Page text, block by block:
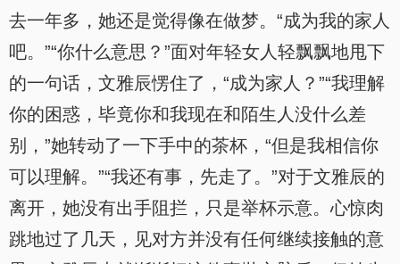
去一年多，她还是觉得像在做梦。“成为我的家人
吧。”“你什么意思？”面对年轻女人轻飘飘地甩下
的一句话，文雅辰愣住了，“成为家人？”“我理解
你的困惑，毕竟你和我现在和陌生人没什么差
别，”她转动了一下手中的茶杯，“但是我相信你
可以理解。”“我还有事，先走了。”对于文雅辰的
离开，她没有出手阻拦，只是举杯示意。心惊肉
跳地过了几天，见对方并没有任何继续接触的意